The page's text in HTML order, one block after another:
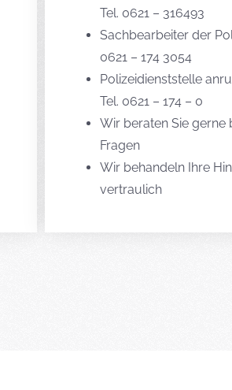
Tel. 0621 – 316493
Sachbearbeiter der
0621 – 174 3054
Polizeidienststelle
Tel. 0621 – 174 – 0
Wir beraten Sie gerne
Fragen
Wir behandeln Ihre
vertraulich